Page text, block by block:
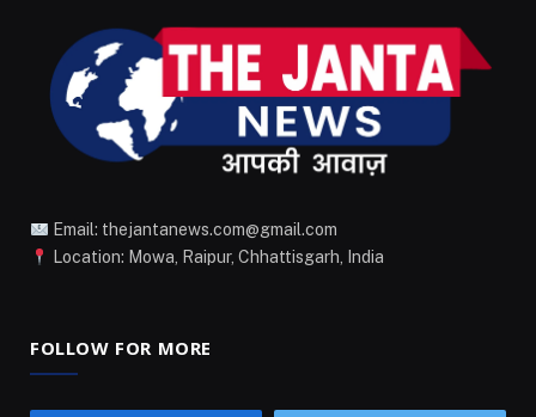
Email: thejantanews.com@gmail.com
Location: Mowa, Raipur, Chhattisgarh, India
FOLLOW FOR MORE